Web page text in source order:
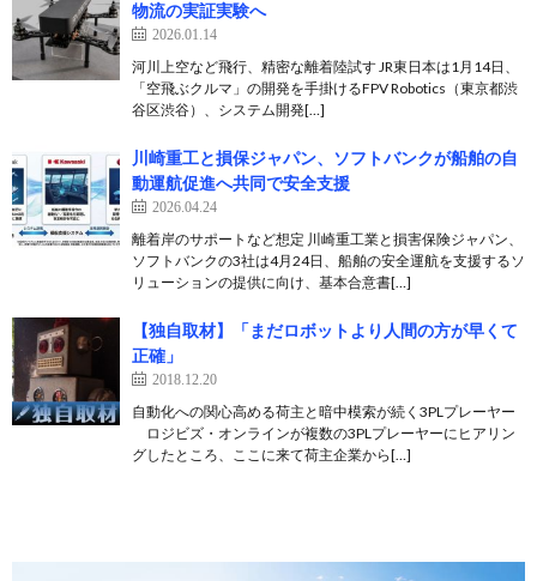
物流の実証実験へ
2026.01.14
河川上空など飛行、精密な離着陸試す JR東日本は1月14日、
「空飛ぶクルマ」の開発を手掛けるFPV Robotics（東京都渋
谷区渋谷）、システム開発[…]
川崎重工と損保ジャパン、ソフトバンクが船舶の自
動運航促進へ共同で安全支援
2026.04.24
離着岸のサポートなど想定 川崎重工業と損害保険ジャパン、
ソフトバンクの3社は4月24日、船舶の安全運航を支援するソ
リューションの提供に向け、基本合意書[…]
【独自取材】「まだロボットより人間の方が早くて
正確」
2018.12.20
自動化への関心高める荷主と暗中模索が続く3PLプレーヤー
ロジビズ・オンラインが複数の3PLプレーヤーにヒアリン
グしたところ、ここに来て荷主企業から[…]